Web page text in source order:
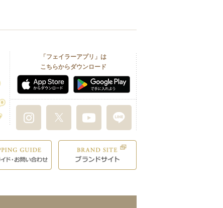
「フェイラーアプリ」は
こちらからダウンロード